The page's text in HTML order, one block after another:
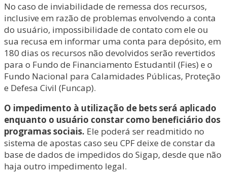
No caso de inviabilidade de remessa dos recursos,
inclusive em razão de problemas envolvendo a conta
do usuário, impossibilidade de contato com ele ou
sua recusa em informar uma conta para depósito, em
180 dias os recursos não devolvidos serão revertidos
para o Fundo de Financiamento Estudantil (Fies) e o
Fundo Nacional para Calamidades Públicas, Proteção
e Defesa Civil (Funcap).
O impedimento à utilização de bets será aplicado
enquanto o usuário constar como beneficiário dos
programas sociais. Ele poderá ser readmitido no
sistema de apostas caso seu CPF deixe de constar da
base de dados de impedidos do Sigap, desde que não
haja outro impedimento legal.